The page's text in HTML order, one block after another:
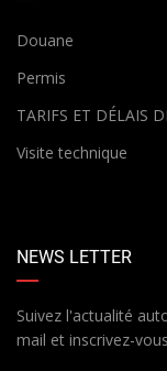
Douane
Permis
TARIFS ET DÉLAIS
Visite technique
NEWS LETTER
Suivez l'actualité
mail et inscrivez-